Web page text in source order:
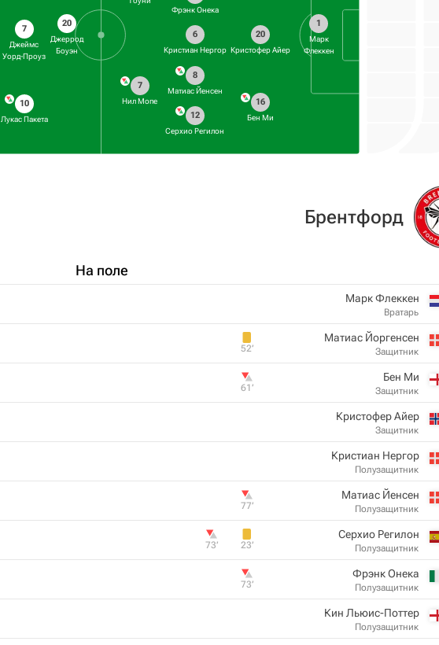
7
Джеймс
Уорд-Проуз
10
Лукас Пакета
20
Джеррод
Боуэн
1
Марк
Флеккен
20
Кристофер Айер
16
Бен Ми
Фрэнк Онека
6
Кристиан Нергор
8
Матиас Йенсен
12
Серхио Регилон
7
Нил Мопе
На поле
Брентфорд
Марк Флеккен
Вратарь
Матиас Йоргенсен
Защитник
52‎’‎
Бен Ми
Защитник
61‎’‎
Кристофер Айер
Защитник
Кристиан Нергор
Полузащитник
Матиас Йенсен
Полузащитник
77‎’‎
Серхио Регилон
Полузащитник
23‎’‎
73‎’‎
Фрэнк Онека
Полузащитник
73‎’‎
Кин Льюис-Поттер
Полузащитник